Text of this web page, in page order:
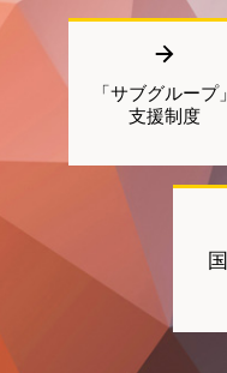
「サブグループ」
支援制度